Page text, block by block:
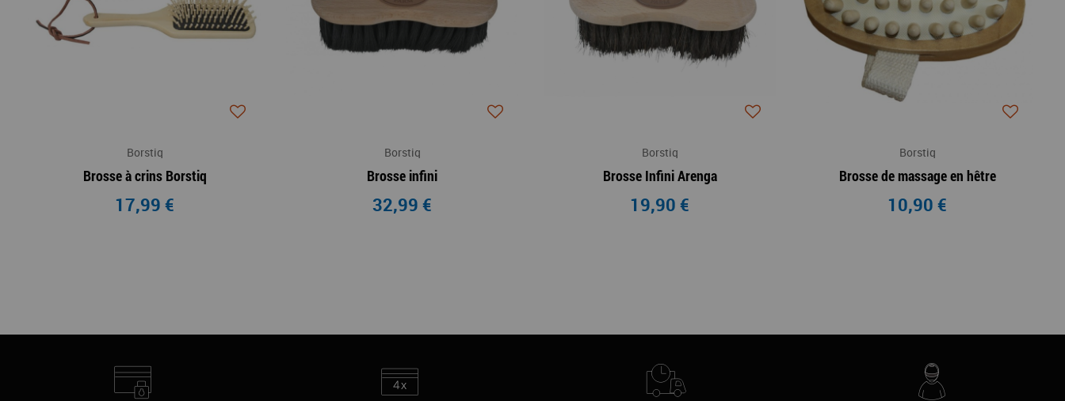
Borstiq
Brosse à crins Borstiq
17,99 €
Borstiq
Brosse infini
32,99 €
Borstiq
Brosse Infini Arenga
19,90 €
Borstiq
Brosse de massage en hêtre
10,90 €